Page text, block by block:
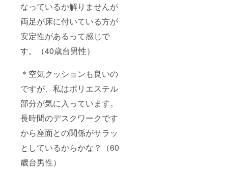
なっているか解りませんが
両足が床に付いている方が
安定性があるって感じで
す。（40歳台男性）
＊空気クッションも良いの
ですが、私はポリエステル
部分が気に入っています。
長時間のデスクワークです
から座面との関係がサラッ
としているからかな？（60
歳台男性）